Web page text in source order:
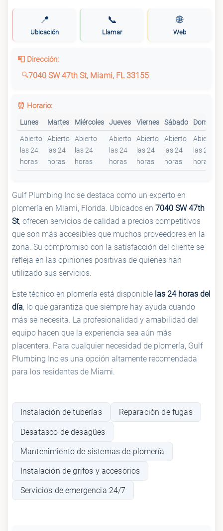
📍
Ubicación
📞
Llamar
🌐
Web
📮 Dirección:
7040 SW 47th St, Miami, FL 33155
⏰ Horario:
Lunes Martes Miércoles Jueves Viernes Sábado Domingo
Abierto
las 24
horas
Abierto
las 24
horas
Abierto
las 24
horas
Abierto
las 24
horas
Abierto
las 24
horas
Abierto
las 24
horas
Abierto
las 24
horas
Gulf Plumbing Inc se destaca como un experto en
plomería en Miami, Florida. Ubicados en 7040 SW 47th
St, ofrecen servicios de calidad a precios competitivos
que son más accesibles que muchos proveedores en la
zona. Su compromiso con la satisfacción del cliente se
refleja en las opiniones positivas de quienes han
utilizado sus servicios.
Este técnico en plomería está disponible las 24 horas del
día, lo que garantiza que siempre hay ayuda cuando
más se necesita. La profesionalidad y amabilidad del
equipo hacen que la experiencia sea aún más
placentera. Para cualquier necesidad de plomería, Gulf
Plumbing Inc es una opción altamente recomendada
para los residentes de Miami.
Instalación de tuberías Reparación de fugas
Desatasco de desagües
Mantenimiento de sistemas de plomería
Instalación de grifos y accesorios
Servicios de emergencia 24/7